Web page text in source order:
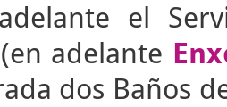
el
adelante
dos Baños